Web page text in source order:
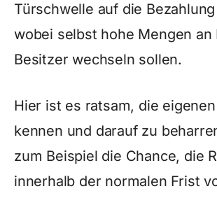
Türschwelle auf die
wobei selbst hohe Mengen an
Besitzer wechseln sollen.
Hier ist es ratsam, die
kennen und darauf zu
zum Beispiel die Chance, die
innerhalb der normalen Frist